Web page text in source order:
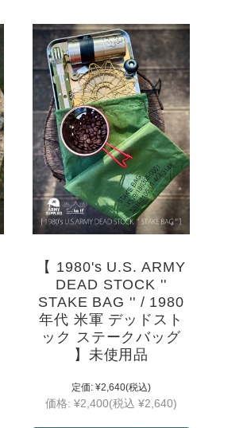
【 1980's U.S. ARMY
DEAD STOCK ''
STAKE BAG '' / 1980
年代 米軍 デッドスト
ック ステークバッグ
】未使用品
定価: ¥2,640(税込)
価格: ¥2,400(税込 ¥2,640)